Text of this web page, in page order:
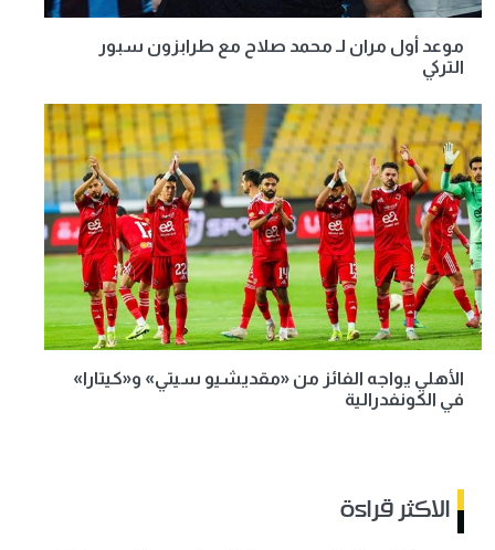
موعد أول مران لـ محمد صلاح مع طرابزون سبور
التركي
الأهلي يواجه الفائز من «مقديشيو سيتي» و«كيتارا»
في الكونفدرالية
الاكثر قراءة